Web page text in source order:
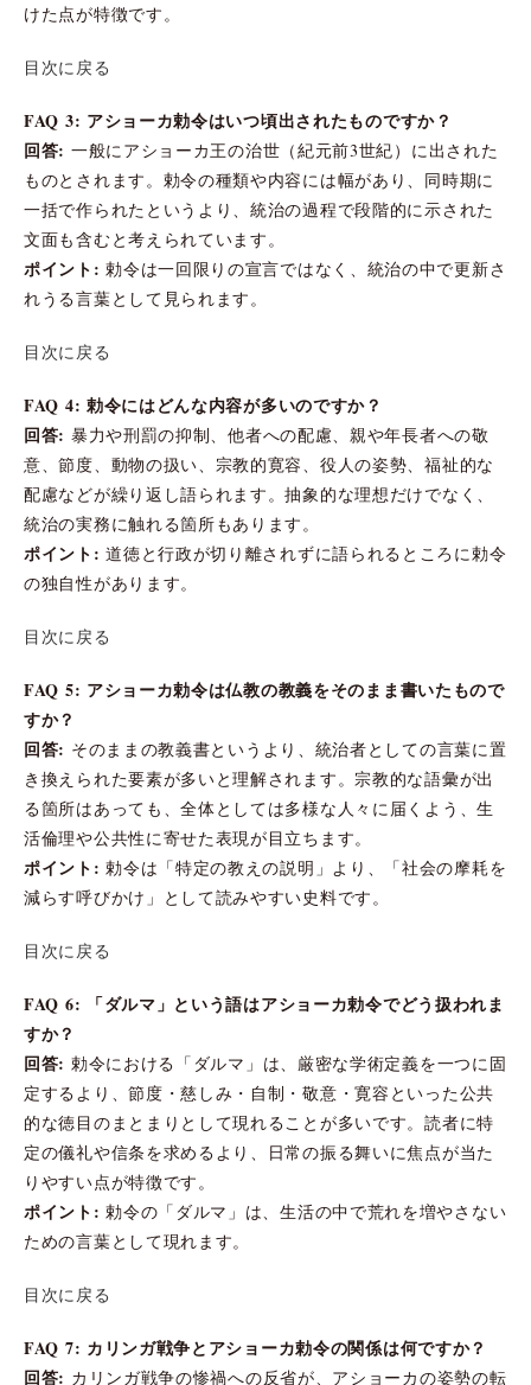
けた点が特徴です。
目次に戻る
FAQ 3: アショーカ勅令はいつ頃出されたものですか？
回答: 一般にアショーカ王の治世（紀元前3世紀）に出された
ものとされます。勅令の種類や内容には幅があり、同時期に
一括で作られたというより、統治の過程で段階的に示された
文面も含むと考えられています。
ポイント: 勅令は一回限りの宣言ではなく、統治の中で更新さ
れうる言葉として見られます。
目次に戻る
FAQ 4: 勅令にはどんな内容が多いのですか？
回答: 暴力や刑罰の抑制、他者への配慮、親や年長者への敬
意、節度、動物の扱い、宗教的寛容、役人の姿勢、福祉的な
配慮などが繰り返し語られます。抽象的な理想だけでなく、
統治の実務に触れる箇所もあります。
ポイント: 道徳と行政が切り離されずに語られるところに勅令
の独自性があります。
目次に戻る
FAQ 5: アショーカ勅令は仏教の教義をそのまま書いたもので
すか？
回答: そのままの教義書というより、統治者としての言葉に置
き換えられた要素が多いと理解されます。宗教的な語彙が出
る箇所はあっても、全体としては多様な人々に届くよう、生
活倫理や公共性に寄せた表現が目立ちます。
ポイント: 勅令は「特定の教えの説明」より、「社会の摩耗を
減らす呼びかけ」として読みやすい史料です。
目次に戻る
FAQ 6: 「ダルマ」という語はアショーカ勅令でどう扱われま
すか？
回答: 勅令における「ダルマ」は、厳密な学術定義を一つに固
定するより、節度・慈しみ・自制・敬意・寛容といった公共
的な徳目のまとまりとして現れることが多いです。読者に特
定の儀礼や信条を求めるより、日常の振る舞いに焦点が当た
りやすい点が特徴です。
ポイント: 勅令の「ダルマ」は、生活の中で荒れを増やさない
ための言葉として現れます。
目次に戻る
FAQ 7: カリンガ戦争とアショーカ勅令の関係は何ですか？
回答: カリンガ戦争の惨禍への反省が、アショーカの姿勢の転